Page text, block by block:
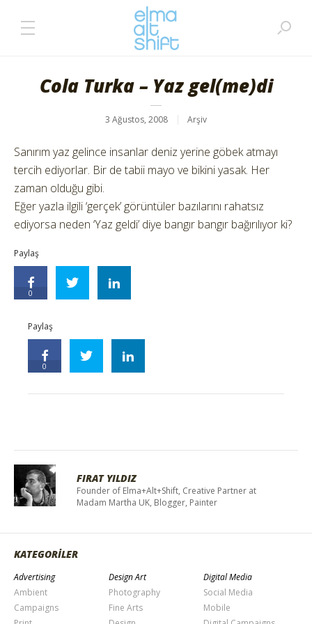
Cola Turka – Yaz gel(me)di
3 Ağustos, 2008 Arşiv
Sanırım yaz gelince insanlar deniz yerine göbek atmayı
tercih ediyorlar. Bir de tabii mayo ve bikini yasak. Her
zaman olduğu gibi.
Eğer yazla ilgili ‘gerçek’ görüntüler bazılarını rahatsız
ediyorsa neden ‘Yaz geldi’ diye bangır bangır bağırılıyor ki?
Paylaş
0
Paylaş
0
FIRAT YILDIZ
Founder of Elma+Alt+Shift, Creative Partner at
Madam Martha UK, Blogger, Painter
KATEGORİLER
Advertising
Ambient
Campaigns
Design Art
Photography
Fine Arts
Digital Media
Social Media
Mobile